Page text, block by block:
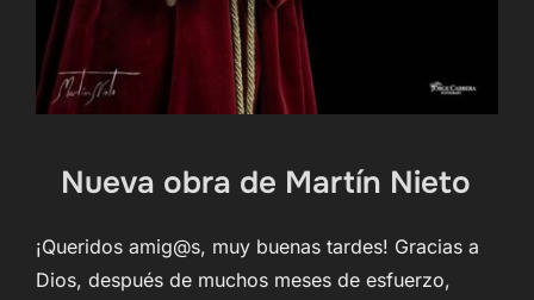
Nueva obra de Martín Nieto
¡Queridos amig@s, muy buenas tardes! Gracias a
Dios, después de muchos meses de esfuerzo,